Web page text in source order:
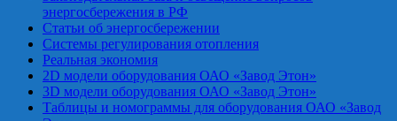
энергосбережения в РФ
Статьи об энергосбережении
Системы регулирования отопления
Реальная экономия
2D модели оборудования ОАО «Завод Этон»
3D модели оборудования ОАО «Завод Этон»
Таблицы и номограммы для оборудования ОАО «Завод